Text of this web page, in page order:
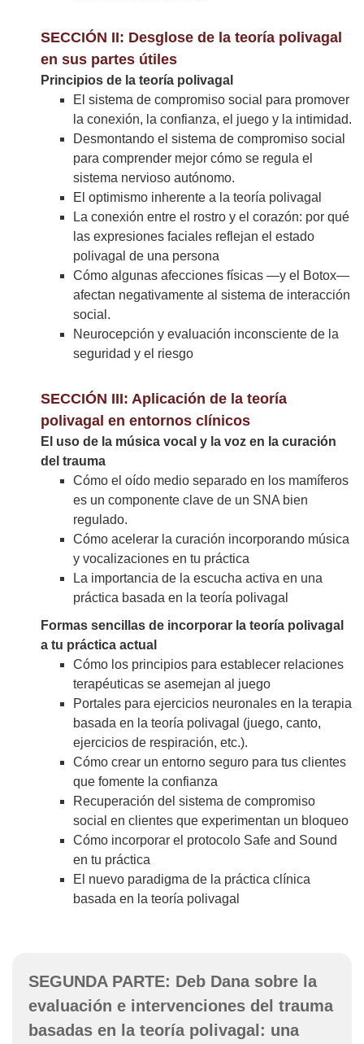
SECCIÓN II: Desglose de la teoría polivagal
en sus partes útiles
Principios de la teoría polivagal
El sistema de compromiso social para promover
la conexión, la confianza, el juego y la intimidad.
Desmontando el sistema de compromiso social
para comprender mejor cómo se regula el
sistema nervioso autónomo.
El optimismo inherente a la teoría polivagal
La conexión entre el rostro y el corazón: por qué
las expresiones faciales reflejan el estado
polivagal de una persona
Cómo algunas afecciones físicas —y el Botox—
afectan negativamente al sistema de interacción
social.
Neurocepción y evaluación inconsciente de la
seguridad y el riesgo
SECCIÓN III: Aplicación de la teoría
polivagal en entornos clínicos
El uso de la música vocal y la voz en la curación
del trauma
Cómo el oído medio separado en los mamíferos
es un componente clave de un SNA bien
regulado.
Cómo acelerar la curación incorporando música
y vocalizaciones en tu práctica
La importancia de la escucha activa en una
práctica basada en la teoría polivagal
Formas sencillas de incorporar la teoría polivagal
a tu práctica actual
Cómo los principios para establecer relaciones
terapéuticas se asemejan al juego
Portales para ejercicios neuronales en la terapia
basada en la teoría polivagal (juego, canto,
ejercicios de respiración, etc.).
Cómo crear un entorno seguro para tus clientes
que fomente la confianza
Recuperación del sistema de compromiso
social en clientes que experimentan un bloqueo
Cómo incorporar el protocolo Safe and Sound
en tu práctica
El nuevo paradigma de la práctica clínica
basada en la teoría polivagal
SEGUNDA PARTE: Deb Dana sobre la
evaluación e intervenciones del trauma
basadas en la teoría polivagal: una